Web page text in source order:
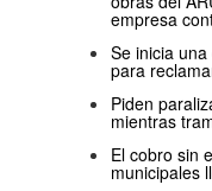
empresa
Se inicia
para
Piden
mientras
El cobro sin
municipales